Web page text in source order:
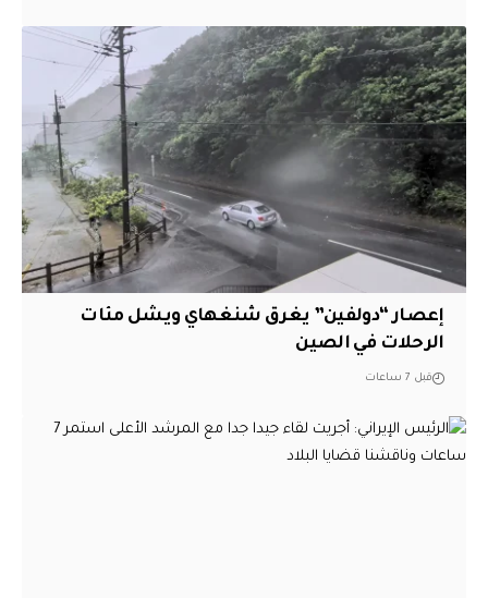
إعصار “دولفين” يغرق شنغهاي ويشل مئات
الرحلات في الصين
قبل 7 ساعات